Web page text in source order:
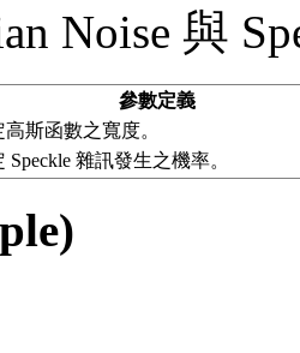
Noise 與
參數定義
高斯函數之寬度。
Speckle 雜訊發生之機率。